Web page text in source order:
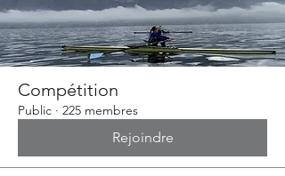
Compétition
Public · 225 membres
Rejoindre